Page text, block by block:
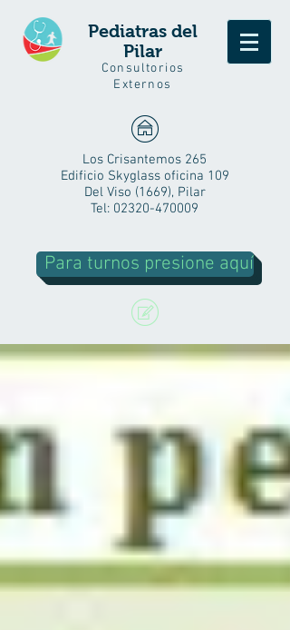
Pediatras del
Pilar
Consultorios
Externos
Los Crisantemos 265
Edificio Skyglass oficina 109
Del Viso (1669), Pilar
Tel: 02320-470009
Para turnos presione aquí